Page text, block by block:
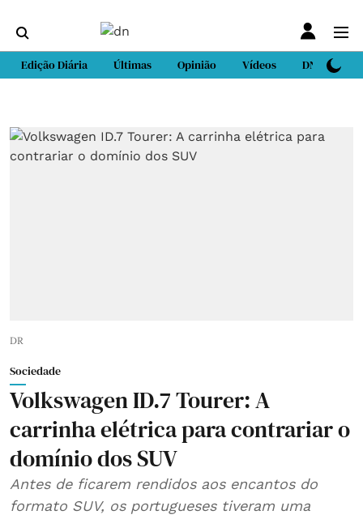
Edição Diária Últimas Opinião Vídeos DN Sport
DR
Sociedade
Volkswagen ID.7 Tourer: A
carrinha elétrica para contrariar o
domínio dos SUV
Antes de ficarem rendidos aos encantos do
formato SUV, os portugueses tiveram uma